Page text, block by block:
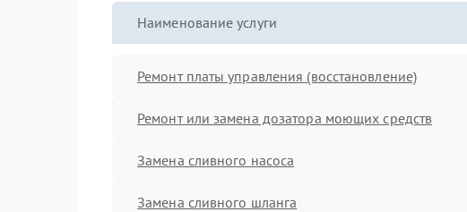
Наименование услуги
Ремонт платы управления (восстановление)
Ремонт или замена дозатора моющих средств
Замена сливного насоса
Замена сливного шланга